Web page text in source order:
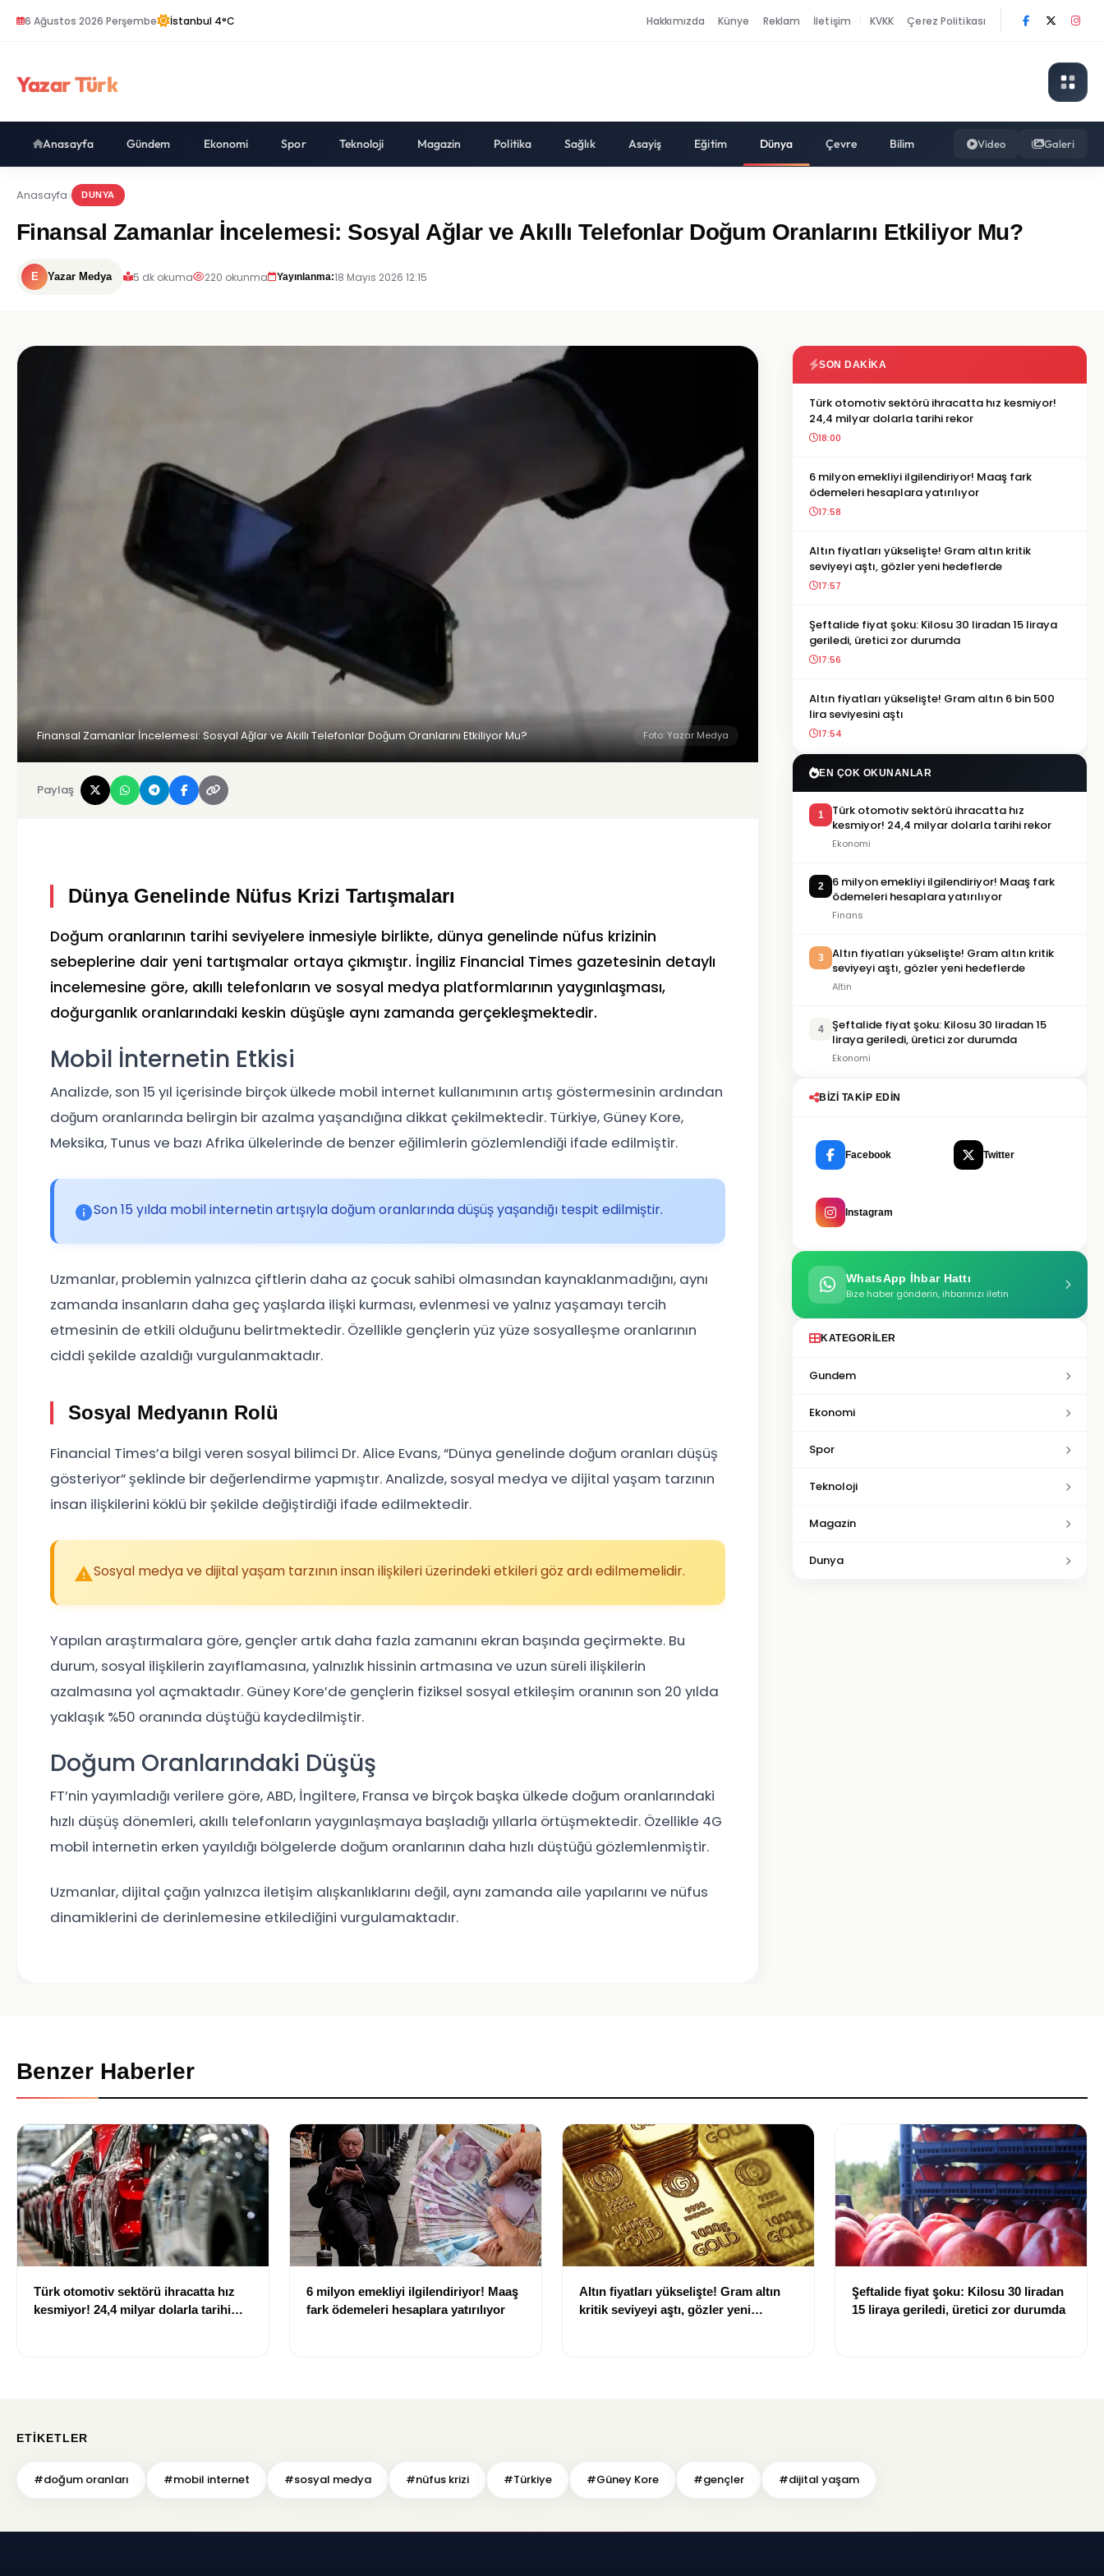
6 Ağustos 2026 Perşembe İstanbul 4°C Hakkımızda Künye Reklam İletişim KVKK Çerez Politikası
Yazar Türk
Anasayfa Gündem Ekonomi Spor Teknoloji Magazin Politika Sağlık Asayiş Eğitim Dünya Çevre Bilim Video Galeri
Anasayfa DUNYA
Finansal Zamanlar İncelemesi: Sosyal Ağlar ve Akıllı Telefonlar Doğum Oranlarını Etkiliyor Mu?
E Yazar Medya 5 dk okuma 220 okunma Yayınlanma:18 Mayıs 2026 12:15
Finansal Zamanlar İncelemesi: Sosyal Ağlar ve Akıllı Telefonlar Doğum Oranlarını Etkiliyor Mu? Foto: Yazar Medya
Paylaş
Dünya Genelinde Nüfus Krizi Tartışmaları
Doğum oranlarının tarihi seviyelere inmesiyle birlikte, dünya genelinde nüfus krizinin
sebeplerine dair yeni tartışmalar ortaya çıkmıştır. İngiliz Financial Times gazetesinin detaylı
incelemesine göre, akıllı telefonların ve sosyal medya platformlarının yaygınlaşması,
doğurganlık oranlarındaki keskin düşüşle aynı zamanda gerçekleşmektedir.
Mobil İnternetin Etkisi
Analizde, son 15 yıl içerisinde birçok ülkede mobil internet kullanımının artış göstermesinin ardından
doğum oranlarında belirgin bir azalma yaşandığına dikkat çekilmektedir. Türkiye, Güney Kore,
Meksika, Tunus ve bazı Afrika ülkelerinde de benzer eğilimlerin gözlemlendiği ifade edilmiştir.
Son 15 yılda mobil internetin artışıyla doğum oranlarında düşüş yaşandığı tespit edilmiştir.
Uzmanlar, problemin yalnızca çiftlerin daha az çocuk sahibi olmasından kaynaklanmadığını, aynı
zamanda insanların daha geç yaşlarda ilişki kurması, evlenmesi ve yalnız yaşamayı tercih
etmesinin de etkili olduğunu belirtmektedir. Özellikle gençlerin yüz yüze sosyalleşme oranlarının
ciddi şekilde azaldığı vurgulanmaktadır.
Sosyal Medyanın Rolü
Financial Times’a bilgi veren sosyal bilimci Dr. Alice Evans, “Dünya genelinde doğum oranları düşüş
gösteriyor” şeklinde bir değerlendirme yapmıştır. Analizde, sosyal medya ve dijital yaşam tarzının
insan ilişkilerini köklü bir şekilde değiştirdiği ifade edilmektedir.
Sosyal medya ve dijital yaşam tarzının insan ilişkileri üzerindeki etkileri göz ardı edilmemelidir.
Yapılan araştırmalara göre, gençler artık daha fazla zamanını ekran başında geçirmekte. Bu
durum, sosyal ilişkilerin zayıflamasına, yalnızlık hissinin artmasına ve uzun süreli ilişkilerin
azalmasına yol açmaktadır. Güney Kore’de gençlerin fiziksel sosyal etkileşim oranının son 20 yılda
yaklaşık %50 oranında düştüğü kaydedilmiştir.
Doğum Oranlarındaki Düşüş
FT’nin yayımladığı verilere göre, ABD, İngiltere, Fransa ve birçok başka ülkede doğum oranlarındaki
hızlı düşüş dönemleri, akıllı telefonların yaygınlaşmaya başladığı yıllarla örtüşmektedir. Özellikle 4G
mobil internetin erken yayıldığı bölgelerde doğum oranlarının daha hızlı düştüğü gözlemlenmiştir.
Uzmanlar, dijital çağın yalnızca iletişim alışkanlıklarını değil, aynı zamanda aile yapılarını ve nüfus
dinamiklerini de derinlemesine etkilediğini vurgulamaktadır.
SON DAKIKA
Türk otomotiv sektörü ihracatta hız kesmiyor!
24,4 milyar dolarla tarihi rekor
18:00
6 milyon emekliyi ilgilendiriyor! Maaş fark
ödemeleri hesaplara yatırılıyor
17:58
Altın fiyatları yükselişte! Gram altın kritik
seviyeyi aştı, gözler yeni hedeflerde
17:57
Şeftalide fiyat şoku: Kilosu 30 liradan 15 liraya
geriledi, üretici zor durumda
17:56
Altın fiyatları yükselişte! Gram altın 6 bin 500
lira seviyesini aştı
17:54
EN ÇOK OKUNANLAR
1
Türk otomotiv sektörü ihracatta hız
kesmiyor! 24,4 milyar dolarla tarihi rekor
Ekonomi
2
6 milyon emekliyi ilgilendiriyor! Maaş fark
ödemeleri hesaplara yatırılıyor
Finans
3
Altın fiyatları yükselişte! Gram altın kritik
seviyeyi aştı, gözler yeni hedeflerde
Altin
4
Şeftalide fiyat şoku: Kilosu 30 liradan 15
liraya geriledi, üretici zor durumda
Ekonomi
BIZI TAKIP EDIN
Facebook Twitter
Instagram
WhatsApp İhbar Hattı
Bize haber gönderin, ihbarınızı iletin
KATEGORILER
Gundem
Ekonomi
Spor
Teknoloji
Magazin
Dunya
Benzer Haberler
Türk otomotiv sektörü ihracatta hız
kesmiyor! 24,4 milyar dolarla tarihi
6 milyon emekliyi ilgilendiriyor! Maaş
fark ödemeleri hesaplara yatırılıyor
Altın fiyatları yükselişte! Gram altın
kritik seviyeyi aştı, gözler yeni
Şeftalide fiyat şoku: Kilosu 30 liradan
15 liraya geriledi, üretici zor durumda
ETIKETLER
#doğum oranları #mobil internet #sosyal medya #nüfus krizi #Türkiye #Güney Kore #gençler #dijital yaşam